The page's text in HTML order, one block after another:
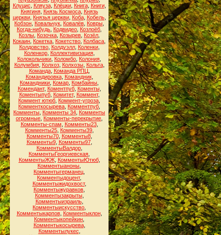
Клуцис
Кляуза, Клёцки, Книга, Книги,
Княгиня, Князь Космоса, Князь
церкви, Князья церкви, Коба, Кобель,
Кобзон Ковальчук Ковалёв Ковры
Когда-нибудь Кодвидео Козлоёб
Козлы Козочка Козырев Козёл
Кокаин Кокетка Кокетство Колбаса
Колдовство, Колдуэлл, Коленки,
Коленкор, Коллективизация,
Колокольчики Коломбо Колония
Колумбия, Колхоз, Колхозы, Кольта,
Команда, Команда РПЦ
Командировка, Командник,
Командники Комар Комбайны
Комендант, Коментпуб, Коменты,
Коментыпуб, Комитет, Коммент,
Коммент ютюб Коммент-угроза
Комменткосырева Комментпуб
Комменты Комменты 34 Комменты
огромные Комменты-перекрытие
Комменты-спам
Комменты23,
Комменты25, Комменты39,
Комменты70, Комменты8,
Комменты9, Комменты97,
КомментыВалдор,
КомментыГеоргиевская
КомментыЖЖ, КомментыЮтюб,
Комментыаноны
Комментыгерманец
Комментыдоцент,
Комментыжидохвост,
Комментыжуравков
Комментызакрыты,
Комментыизраиль,
Комментыискусство
Комментыкарпов, Комментыклон,
Комментыкопейкин
Комментыкосырева,
Комментылукес